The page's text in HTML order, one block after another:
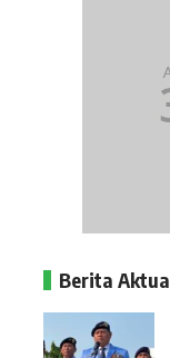
Berita